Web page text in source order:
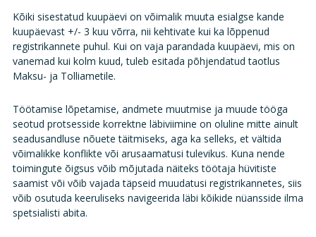
Kõiki sisestatud kuupäevi on võimalik muuta esialgse kande
kuupäevast +/- 3 kuu võrra, nii kehtivate kui ka lõppenud
registrikannete puhul. Kui on vaja parandada kuupäevi, mis on
vanemad kui kolm kuud, tuleb esitada põhjendatud taotlus
Maksu- ja Tolliametile.
Töötamise lõpetamise, andmete muutmise ja muude tööga
seotud protsesside korrektne läbiviimine on oluline mitte ainult
seadusandluse nõuete täitmiseks, aga ka selleks, et vältida
võimalikke konflikte või arusaamatusi tulevikus. Kuna nende
toimingute õigsus võib mõjutada näiteks töötaja hüvitiste
saamist või võib vajada täpseid muudatusi registrikannetes, siis
võib osutuda keeruliseks navigeerida läbi kõikide nüansside ilma
spetsialisti abita.